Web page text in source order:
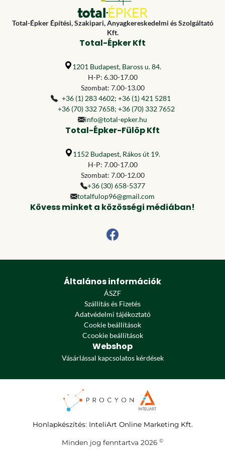
Total-Épker Építési, Szakipari, Anyagkereskedelmi és Szolgáltató
Kft.
Total-Épker Kft
1201 Budapest, Baross u. 84.
H-P: 6.30-17.00
Szombat: 7.00-13.00
+36 (1) 283 4602; +36 (1) 421 5281
+36 (70) 332 7658; +36 (70) 332 7652
info@total-epker.hu
Total-Épker-Fülöp Kft
1152 Budapest, Rákos út 19.
H-P: 7.00-17.00
Szombat: 7.00-12.00
+36 (30) 658-5377
totalfulop96@gmail.com
Kövess minket a közösségi médiában!
Általános információk
ÁSZF
Szállítás és Fizetés
Adatvédelmi tájékoztató
Cookie beállítások
Ccookie beállítások
Webshop
Vásárlással kapcsolatos kérdések
Honlapkészítés: InteliArt Online Marketing Kft.
Minden jog fenntartva 2026 ©